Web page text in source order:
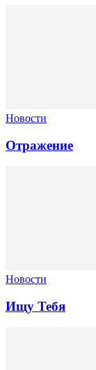
Новости
Отражение
Новости
Ищу Тебя